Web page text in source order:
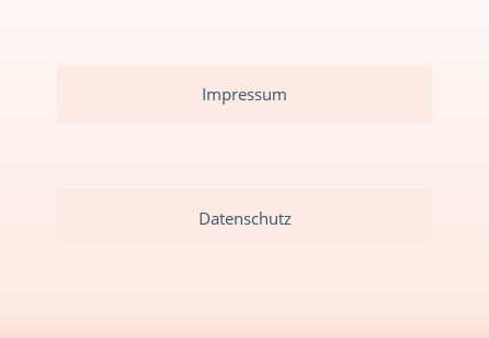
Impressum
Datenschutz